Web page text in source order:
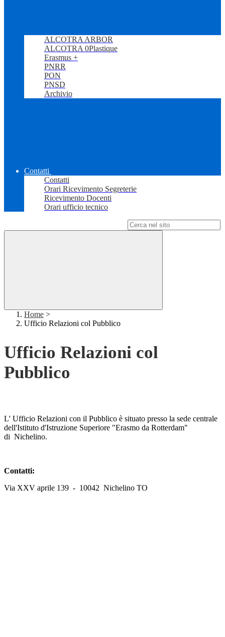
ALCOTRA ARBOR
ALCOTRA 0Plastique
Erasmus +
PNRR
PON
PNSD
Archivio
Contatti
Contatti
Orari Ricevimento Segreterie
Ricevimento Docenti
Orari ufficio tecnico
Home >
Ufficio Relazioni col Pubblico
Ufficio Relazioni col
Pubblico
L' Ufficio Relazioni con il Pubblico è situato presso la sede centrale
dell'Istituto d'Istruzione Superiore "Erasmo da Rotterdam"
di Nichelino.
Contatti:
Via XXV aprile 139 - 10042 Nichelino TO